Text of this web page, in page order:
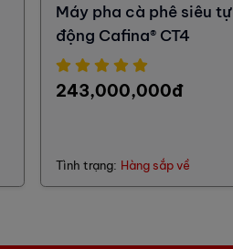
Máy pha cà phê siêu tự
động Cafina® CT4
243,000,000đ
Tình trạng: Hàng sắp về